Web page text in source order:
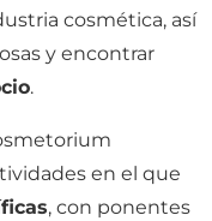
cosmética, así
y encontrar
.
en el que
, con ponentes